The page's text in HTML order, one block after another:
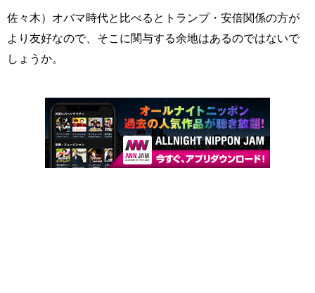
佐々木）オバマ時代と比べるとトランプ・安倍関係の方が
より友好なので、そこに関与する余地はあるのではないで
しょうか。